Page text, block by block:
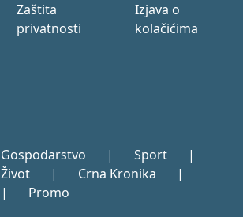
Zaštita
privatnosti
Izjava o
kolačićima
Gospodarstvo | Sport
|
Život | Crna Kronika
|
| Promo